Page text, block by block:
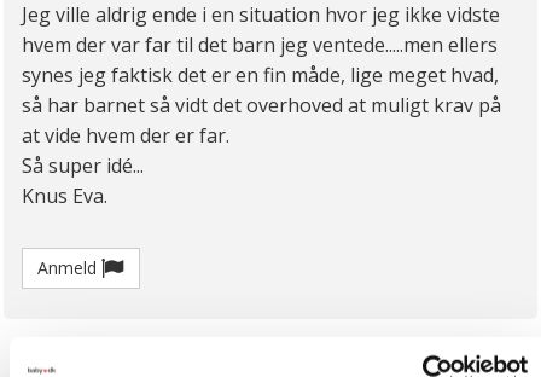
Jeg ville aldrig ende i en situation hvor jeg ikke vidste
hvem der var far til det barn jeg ventede.....men ellers
synes jeg faktisk det er en fin måde, lige meget hvad,
så har barnet så vidt det overhoved at muligt krav på
at vide hvem der er far.
Så super idé...
Knus Eva.
Anmeld